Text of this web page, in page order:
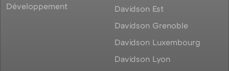
Développement
Davidson Est
Davidson Grenoble
Davidson Luxembourg
Davidson Lyon